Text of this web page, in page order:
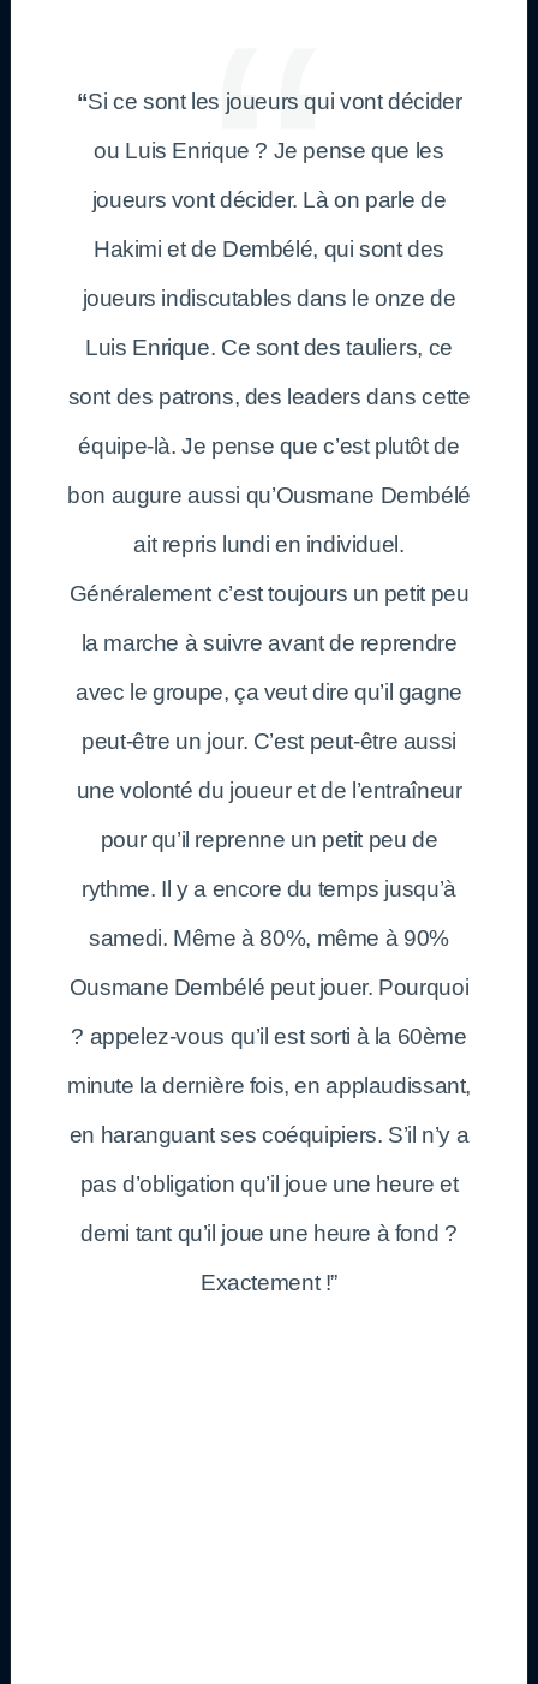
“Si ce sont les joueurs qui vont décider
ou Luis Enrique ? Je pense que les
joueurs vont décider. Là on parle de
Hakimi et de Dembélé, qui sont des
joueurs indiscutables dans le onze de
Luis Enrique. Ce sont des tauliers, ce
sont des patrons, des leaders dans cette
équipe-là. Je pense que c’est plutôt de
bon augure aussi qu’Ousmane Dembélé
ait repris lundi en individuel.
Généralement c’est toujours un petit peu
la marche à suivre avant de reprendre
avec le groupe, ça veut dire qu’il gagne
peut-être un jour. C’est peut-être aussi
une volonté du joueur et de l’entraîneur
pour qu’il reprenne un petit peu de
rythme. Il y a encore du temps jusqu’à
samedi. Même à 80%, même à 90%
Ousmane Dembélé peut jouer. Pourquoi
? appelez-vous qu’il est sorti à la 60ème
minute la dernière fois, en applaudissant,
en haranguant ses coéquipiers. S’il n’y a
pas d’obligation qu’il joue une heure et
demi tant qu’il joue une heure à fond ?
Exactement !”